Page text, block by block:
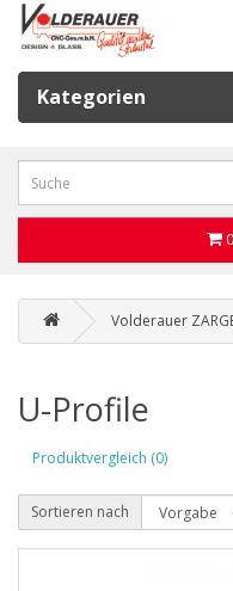
Kategorien
Volderauer
U-Profile
Produktvergleich (0)
Sortieren nach